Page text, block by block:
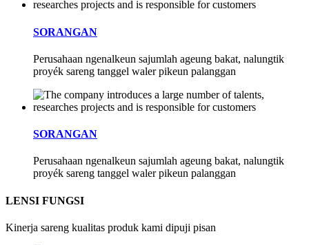
SORANGAN
Perusahaan ngenalkeun sajumlah ageung bakat, nalungtik
proyék sareng tanggel waler pikeun palanggan
SORANGAN
Perusahaan ngenalkeun sajumlah ageung bakat, nalungtik
proyék sareng tanggel waler pikeun palanggan
LENSI FUNGSI
Kinerja sareng kualitas produk kami dipuji pisan